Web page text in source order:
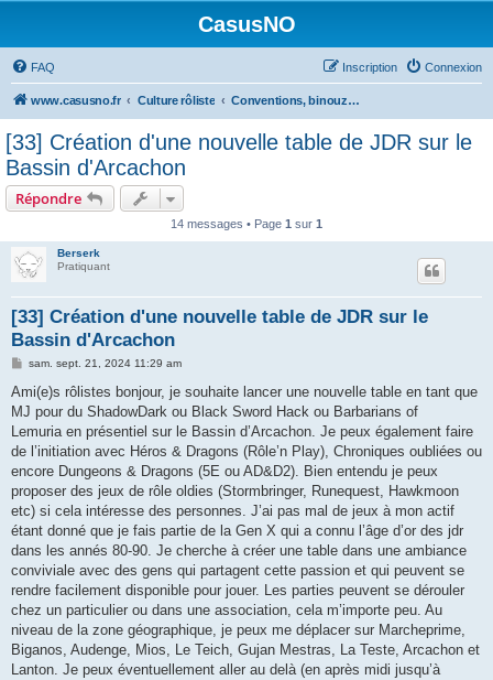
CasusNO
FAQ Connexion
Inscription
www.casusno.fr Culture rôliste Conventions, binouzes et recherche de joueurs
[33] Création d'une nouvelle table de JDR sur le
Bassin d'Arcachon
Répondre
14 messages • Page 1 sur 1
Berserk
Pratiquant
[33] Création d'une nouvelle table de JDR sur le
Bassin d'Arcachon
M
s
a
g
sam. sept. 21, 2024 11:29 am
Ami(e)s rôlistes bonjour, je souhaite lancer une nouvelle table en tant que
MJ pour du ShadowDark ou Black Sword Hack ou Barbarians of
Lemuria en présentiel sur le Bassin d’Arcachon. Je peux également faire
de l’initiation avec Héros & Dragons (Rôle’n Play), Chroniques oubliées ou
encore Dungeons & Dragons (5E ou AD&D2). Bien entendu je peux
proposer des jeux de rôle oldies (Stormbringer, Runequest, Hawkmoon
etc) si cela intéresse des personnes. J’ai pas mal de jeux à mon actif
étant donné que je fais partie de la Gen X qui a connu l’âge d’or des jdr
dans les annés 80-90. Je cherche à créer une table dans une ambiance
conviviale avec des gens qui partagent cette passion et qui peuvent se
rendre facilement disponible pour jouer. Les parties peuvent se dérouler
chez un particulier ou dans une association, cela m’importe peu. Au
niveau de la zone géographique, je peux me déplacer sur Marcheprime,
Biganos, Audenge, Mios, Le Teich, Gujan Mestras, La Teste, Arcachon et
Lanton. Je peux éventuellement aller au delà (en après midi jusqu’à